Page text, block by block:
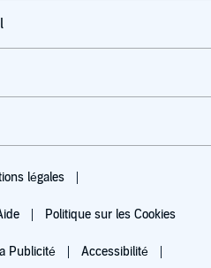
légales
Politique sur les Cookies
Publicité Accessibilité